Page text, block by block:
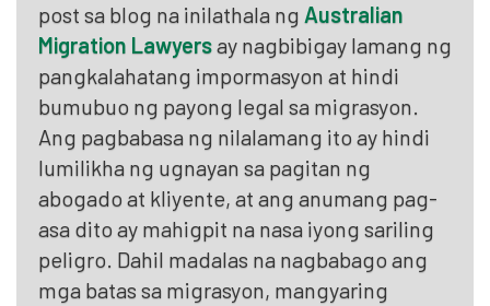
post sa blog na inilathala ng Australian
Migration Lawyersay nagbibigay lamang ng
pangkalahatang impormasyon at hindi
bumubuo ng payong legal sa migrasyon.
Ang pagbabasa ng nilalamang ito ay hindi
lumilikha ng ugnayan sa pagitan ng
abogado at kliyente, at ang anumang pag-
asa dito ay mahigpit na nasa iyong sariling
peligro. Dahil madalas na nagbabago ang
mga batas sa migrasyon, mangyaring